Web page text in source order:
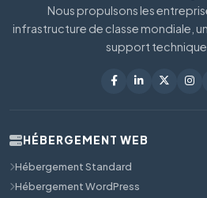
Nous propulsons les
infrastructure de classe mondiale,
support technique
HÉBERGEMENT WEB
Hébergement Standard
Hébergement WordPress